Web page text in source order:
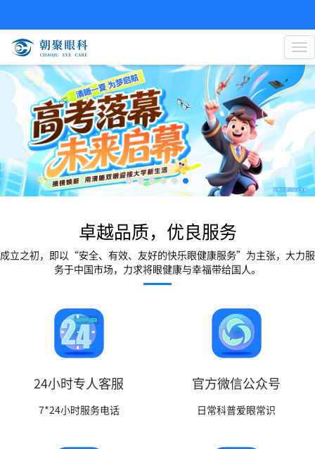
导
航
菜
单
卓越品质，优良服务
成立之初，即以“安全、有效、友好的快乐眼健康服务”为主张，大力服
务于中国市场，力求将眼健康与幸福带给国人。
24小时专人客服
7*24小时服务电话
官方微信公众号
日常科普爱眼常识